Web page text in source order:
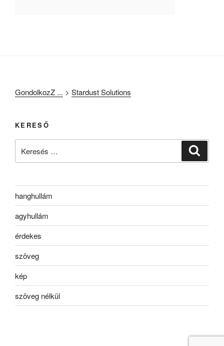
GondolkozZ ... > Stardust Solutions
KERESŐ
hanghullám
agyhullám
érdekes
szöveg
kép
szöveg nélkül